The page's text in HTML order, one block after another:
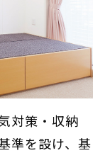
対策・収納
準を設け、基